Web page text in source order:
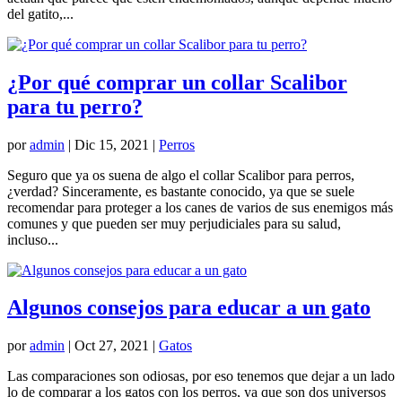
del gatito,...
¿Por qué comprar un collar Scalibor
para tu perro?
poradmin | Dic 15, 2021 | Perros
Seguro que ya os suena de algo el collar Scalibor para perros,
¿verdad? Sinceramente, es bastante conocido, ya que se suele
recomendar para proteger a los canes de varios de sus enemigos más
comunes y que pueden ser muy perjudiciales para su salud,
incluso...
Algunos consejos para educar a un gato
poradmin | Oct 27, 2021 | Gatos
Las comparaciones son odiosas, por eso tenemos que dejar a un lado
lo de comparar a los gatos con los perros, ya que son dos universos